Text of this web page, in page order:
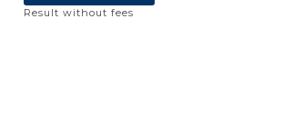
Result without fees